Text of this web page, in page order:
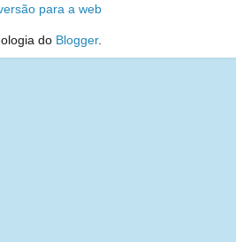
para a web
do Blogger.